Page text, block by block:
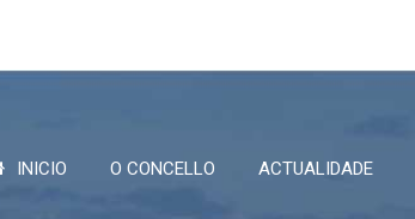
INICIO O CONCELLO ACTUALIDADE